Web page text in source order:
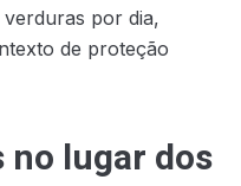
por dia,
de proteção
no lugar dos